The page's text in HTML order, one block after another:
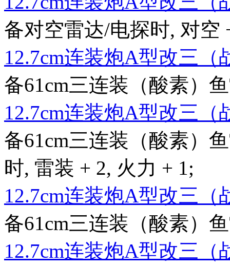
备对空雷达/电探时, 对空
12.7cm连装炮A型改三（
备61cm三连装（酸素）
12.7cm连装炮A型改三（
备61cm三连装（酸素）
时, 雷装 + 2, 火力 + 1;
12.7cm连装炮A型改三（
备61cm三连装（酸素）
12.7cm连装炮A型改三（